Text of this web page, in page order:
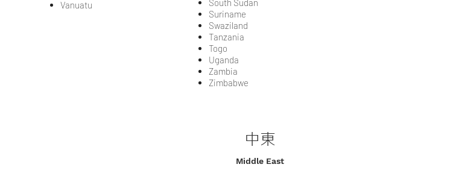
Vanuatu
South Sudan
Suriname
Swaziland
Tanzania
​Togo
Uganda
Zambia
Zimbabwe
中東
Middle East